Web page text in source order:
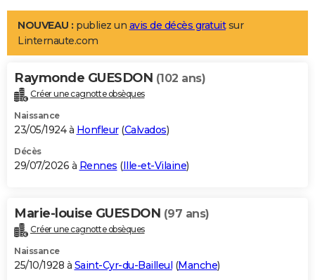
LIFESTYLE
Art de vivre
Bien-être
Loisirs
Mode
Modes de vie
Alimentation
Guide de la santé
Maladies
Médicaments
Sommeil
VOYAGE
Destinations
City break
Voyage nature
Voyage de noces
Forum
Climat
+PHOTO
GUIDES D'ACHAT
BONS PLANS
Carte de Noël
Carte Bonne année
Carte Saint-Valentin
Carte Pâques
Carte d'anniversaire
DICTIONNAIRE
Dictionnaire
Biographies
Citations
Expressions
Proverbes
PROGRAMME TV
NOUVEAU : publiez un avis de décès gratuitsur
Linternaute.com
Raymonde GUESDON (102 ans)
Créer une cagnotte obsèques
Naissance
23/05/1924 à Honfleur(Calvados)
Décès
29/07/2026 à Rennes (Ille-et-Vilaine)
Marie-louise GUESDON (97 ans)
Créer une cagnotte obsèques
Naissance
25/10/1928 à Saint-Cyr-du-Bailleul (Manche)